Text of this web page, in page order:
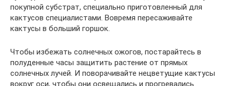
покупной субстрат, специально приготовленный для
кактусов специалистами. Вовремя пересаживайте
кактусы в больший горшок.
Чтобы избежать солнечных ожогов, постарайтесь в
полуденные часы защитить растение от прямых
солнечных лучей. И поворачивайте нецветущие кактусы
вокруг оси, чтобы они освещались и прогревались